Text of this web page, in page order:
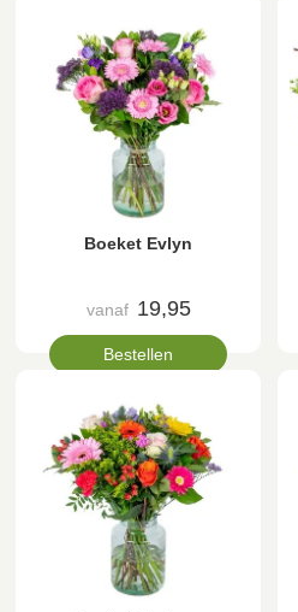
Boeket Evlyn
vanaf 19,95
Bestellen